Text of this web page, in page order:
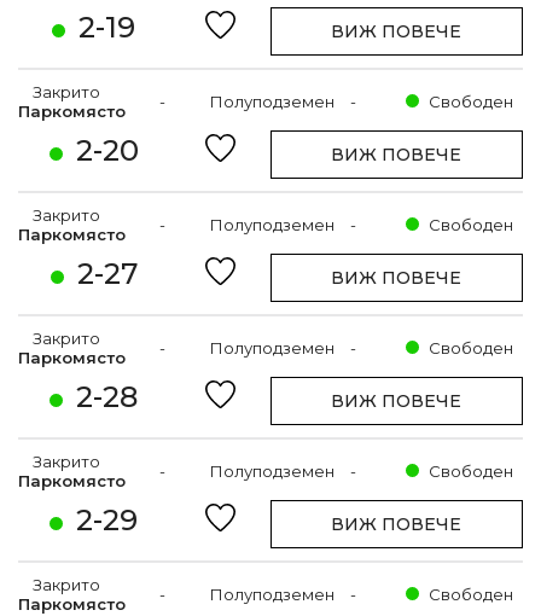
2-19 ВИЖ ПОВЕЧЕ
2-20
Закрито
Паркомясто
- Полуподземен - Свободен
ВИЖ ПОВЕЧЕ
2-27
Закрито
Паркомясто
- Полуподземен - Свободен
ВИЖ ПОВЕЧЕ
2-28
Закрито
Паркомясто
- Полуподземен - Свободен
ВИЖ ПОВЕЧЕ
2-29
Закрито
Паркомясто
- Полуподземен - Свободен
ВИЖ ПОВЕЧЕ
Закрито
Паркомясто
- Полуподземен - Свободен